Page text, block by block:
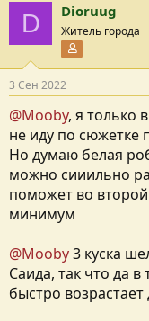
D Dioruug
Житель города
3 Сен 2022
@Mooby, я только
не иду по сюжетке
Но думаю белая
можно сииильно
поможет во второй
минимум
@Mooby3 куска
Саида, так что да в
быстро возрастает